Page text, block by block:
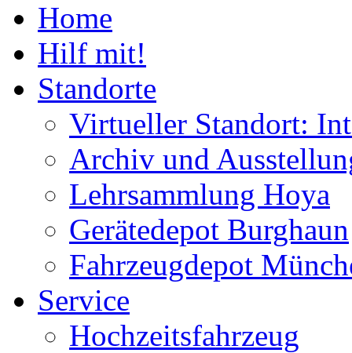
Home
Hilf mit!
Standorte
Virtueller Standort:
Archiv und
Lehrsammlung Hoya
Gerätedepot Burghaun
Fahrzeugdepot
Service
Hochzeitsfahrzeug